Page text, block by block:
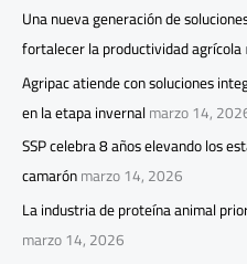
Una nueva generación de
fortalecer la productividad agrícola
Agripac atiende con soluciones
en la etapa invernalmarzo 14,
SSP celebra 8 años elevando los
camarónmarzo 14, 2026
La industria de proteína animal
marzo 14, 2026